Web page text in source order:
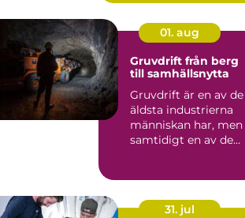
01. aug
Gruvdrift från berg
till samhällsnytta
Gruvdrift är en av de
äldsta industrierna
människan har, men
samtidigt en av de
31. jul